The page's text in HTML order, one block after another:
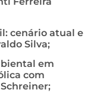
cenário atual e
Silva;
em
com